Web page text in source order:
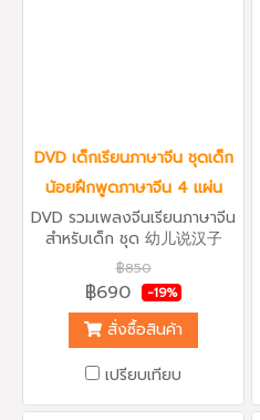
DVD เด็กเรียนภาษาจีน ชุดเด็ก
น้อยฝึกพูดภาษาจีน 4 แผ่น
DVD รวมเพลงจีนเรียนภาษาจีน
สำหรับเด็ก ชุด 幼儿说汉子
ทั้งหมด 4 แผ่น คุ้มค่ากับการ
เรียนภาษาจีน ดีวีดีชุดเด็กน้อย
เรียนพูดภาษาจีน รวมการเรียนรู้
คำจีนง่ายๆ หมวดฤดูกาล วัน
เดือนปี ชื่อสัตว์ ผลไม้ อาหาร
ต่างๆ ระบบการออกเสียงพินอิน
คำกลอนจีน เพลิดเพลินกับ
เพลงจีนเด็ก ตัวการ์ตูนประกอบ
฿850
฿690 -19%
สั่งซื้อสินค้า
เปรียบเทียบ